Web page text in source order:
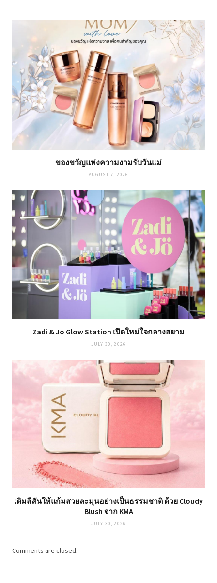
ของขวัญแห่งความงามรับวันแม่
AUGUST 7, 2026
Zadi & Jo Glow Station เปิดใหม่ใจกลางสยาม
JULY 30, 2026
เติมสีสันให้แก้มสวยละมุนอย่างเป็นธรรมชาติ ด้วย Cloudy
Blush จาก KMA
JULY 30, 2026
Comments are closed.